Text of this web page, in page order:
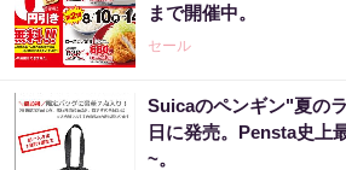
まで開催中。
セール
Suicaのペンギン"夏の
日に発売。Pensta史上
~。